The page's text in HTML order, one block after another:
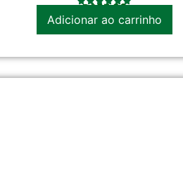
R$37.90
Adicionar ao carrinho